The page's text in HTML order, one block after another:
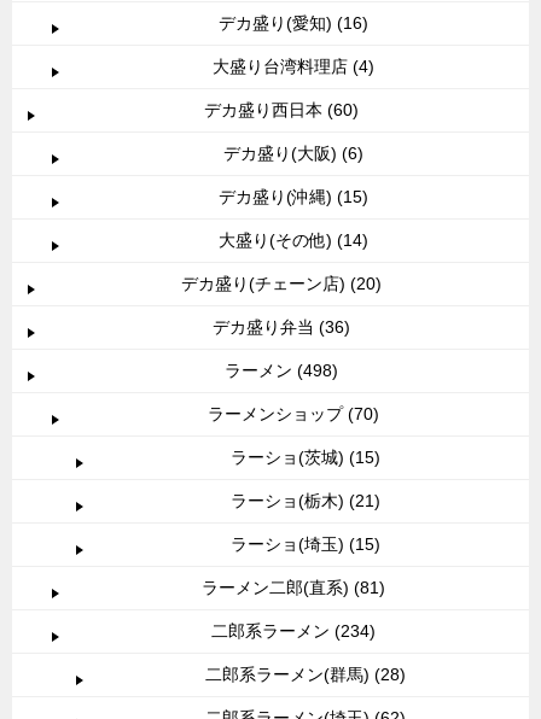
デカ盛り(愛知) (16)
大盛り台湾料理店 (4)
デカ盛り西日本 (60)
デカ盛り(大阪) (6)
デカ盛り(沖縄) (15)
大盛り(その他) (14)
デカ盛り(チェーン店) (20)
デカ盛り弁当 (36)
ラーメン (498)
ラーメンショップ (70)
ラーショ(茨城) (15)
ラーショ(栃木) (21)
ラーショ(埼玉) (15)
ラーメン二郎(直系) (81)
二郎系ラーメン (234)
二郎系ラーメン(群馬) (28)